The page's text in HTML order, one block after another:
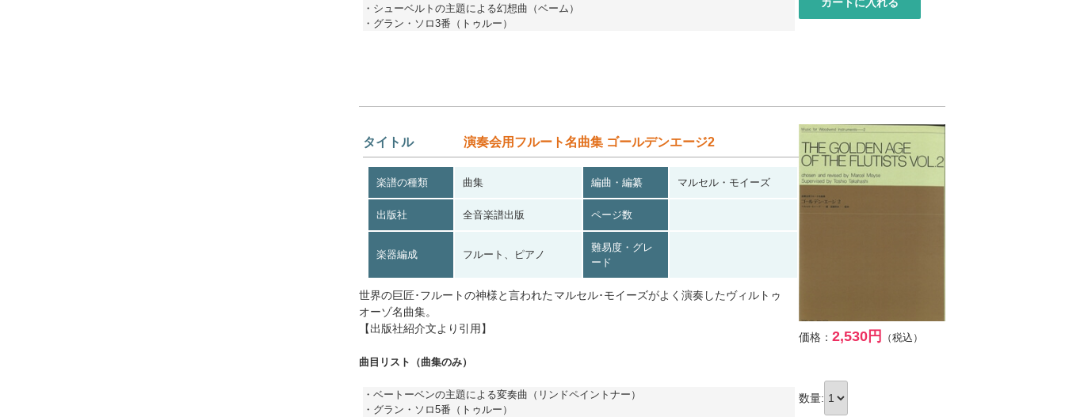
・シューベルトの主題による幻想曲（ベーム）
・グラン・ソロ3番（トゥルー）
タイトル 演奏会用フルート名曲集 ゴールデンエージ2
楽譜の種類 曲集 編曲・編纂 マルセル・モイーズ
出版社 全音楽譜出版 ページ数
楽器編成 フルート、ピアノ
難易度・グレ
ード
世界の巨匠･フルートの神様と言われたマルセル･モイーズがよく演奏したヴィルトゥ
オーゾ名曲集。
【出版社紹介文より引用】
曲目リスト（曲集のみ）
・ベートーベンの主題による変奏曲（リンドペイントナー）
・グラン・ソロ5番（トゥルー）
価格：2,530円 （税込）
数量: